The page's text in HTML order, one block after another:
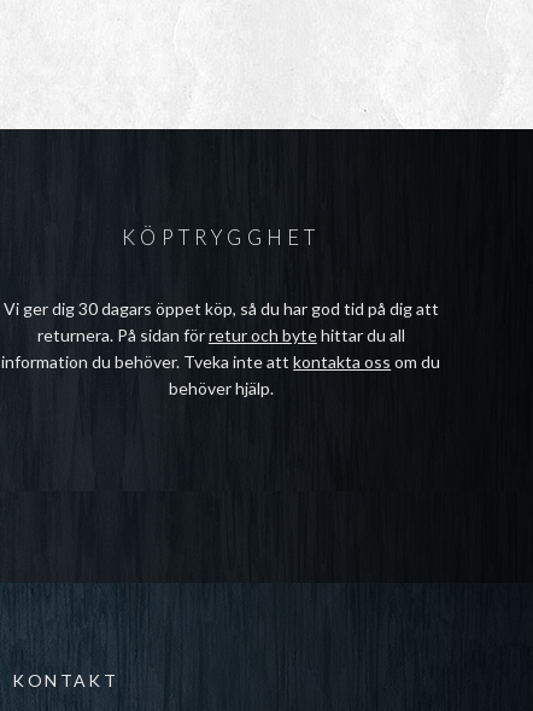
KÖPTRYGGHET
Vi ger dig 30 dagars öppet köp, så du har god tid på dig att
returnera. På sidan förretur och bytehittar du all
information du behöver. Tveka inte attkontakta oss om du
behöver hjälp.
KONTAKT